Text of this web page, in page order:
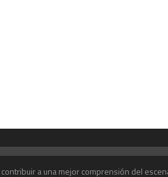
contribuir a una mejor comprensión del